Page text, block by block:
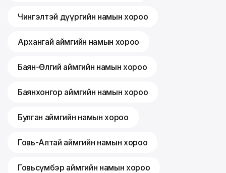
Чингэлтэй дүүргийн намын хороо
Архангай аймгийн намын хороо
Баян-Өлгий аймгийн намын хороо
Баянхонгор аймгийн намын хороо
Булган аймгийн намын хороо
Говь-Алтай аймгийн намын хороо
Говьсүмбэр аймгийн намын хороо